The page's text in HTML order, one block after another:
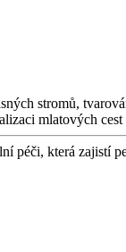
stromů,
mlatových cest
péči, která zajistí